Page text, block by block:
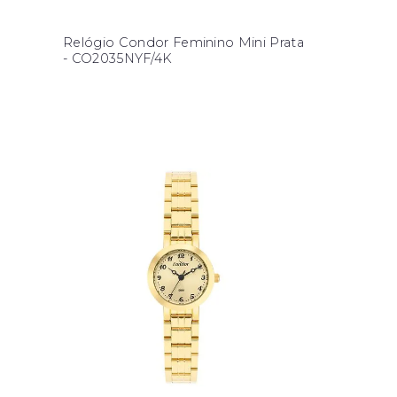
Relógio Condor Feminino Mini Prata
- CO2035NYF/4K